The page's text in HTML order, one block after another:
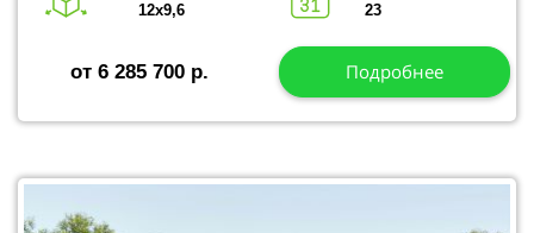
12х9,6
23
от 6 285 700 р. Подробнее